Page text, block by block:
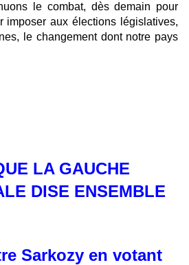
le combat, dès demain pour
imposer aux élections législatives,
le changement dont notre pays
LA GAUCHE
DISE ENSEMBLE
Sarkozy en votant